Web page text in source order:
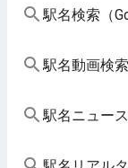
駅名検索（
駅名動画検索
駅名ニュー